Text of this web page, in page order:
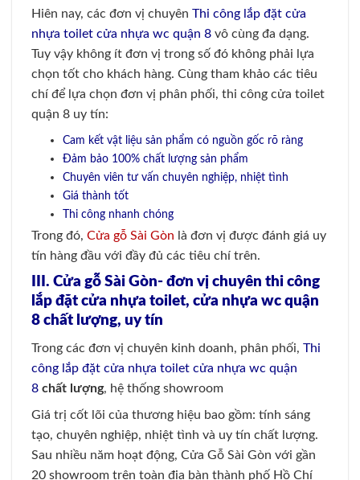
Hiên nay, các đơn vị chuyên Thi công lắp đặt cửa
nhựa toilet cửa nhựa wc quận 8 vô cùng đa dạng.
Tuy vậy không ít đơn vị trong số đó không phải lựa
chọn tốt cho khách hàng. Cùng tham khảo các tiêu
chí để lựa chọn đơn vị phân phối, thi công cửa toilet
quận 8 uy tín:
Cam kết vật liệu sản phẩm có nguồn gốc rõ ràng
Đảm bảo 100% chất lượng sản phẩm
Chuyên viên tư vấn chuyên nghiệp, nhiệt tình
Giá thành tốt
Thi công nhanh chóng
Trong đó, Cửa gỗ Sài Gòn là đơn vị được đánh giá uy
tín hàng đầu với đầy đủ các tiêu chí trên.
III. Cửa gỗ Sài Gòn- đơn vị chuyên thi công
lắp đặt cửa nhựa toilet, cửa nhựa wc quận
8 chất lượng, uy tín
Trong các đơn vị chuyên kinh doanh, phân phối, Thi
công lắp đặt cửa nhựa toilet cửa nhựa wc quận
8 chất lượng, hệ thống showroom
Giá trị cốt lõi của thương hiệu bao gồm: tính sáng
tạo, chuyên nghiệp, nhiệt tình và uy tín chất lượng.
Sau nhiều năm hoạt động, Cửa Gỗ Sài Gòn với gần
20 showroom trên toàn địa bàn thành phố Hồ Chí